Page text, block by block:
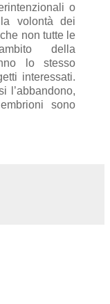
o
volontà dei
non tutte le
della
lo stesso
interessati.
l’abbandono,
sono